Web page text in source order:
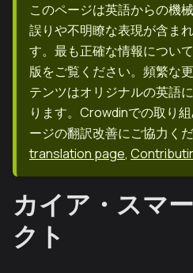
このページは英語からの機
誤りや不明瞭な表現が含ま
す。最も正確な情報につい
版をご覧ください。頻繁な
テンツはオリジナルの英語
ります。Crowdinでの取り
ージの翻訳改善にご協力くだ
translation page,
カイア・スマ
クト